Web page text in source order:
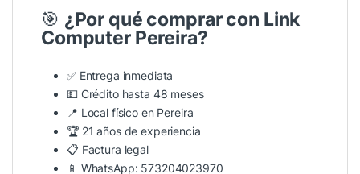
🎯 ¿Por qué comprar con Link
Computer Pereira?
✅ Entrega inmediata
💵 Crédito hasta 48 meses
📍 Local físico en Pereira
🏆 21 años de experiencia
📋 Factura legal
📱 WhatsApp: 573204023970